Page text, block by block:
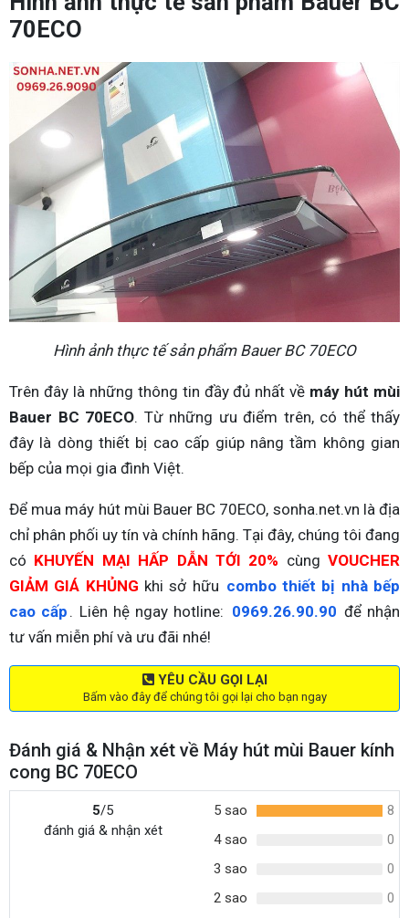
70ECO
Hình ảnh thực tế sản phẩm Bauer BC 70ECO
Trên đây là những thông tin đầy đủ nhất về máy hút mùi
Bauer BC 70ECO. Từ những ưu điểm trên, có thể thấy
đây là dòng thiết bị cao cấp giúp nâng tầm không gian
bếp của mọi gia đình Việt.
Để mua máy hút mùi Bauer BC 70ECO, sonha.net.vn là địa
chỉ phân phối uy tín và chính hãng. Tại đây, chúng tôi đang
có KHUYẾN MẠI HẤP DẪN TỚI 20% cùng VOUCHER
GIẢM GIÁ KHỦNG khi sở hữu combo thiết bị nhà bếp
cao cấp . Liên hệ ngay hotline: 0969.26.90.90 để nhận
tư vấn miễn phí và ưu đãi nhé!
YÊU CẦU GỌI LẠI
Bấm vào đây để chúng tôi gọi lại cho bạn ngay
Đánh giá & Nhận xét về Máy hút mùi Bauer kính
cong BC 70ECO
5/5
đánh giá & nhận xét
5 sao
8
4 sao
0
3 sao
0
2 sao
0